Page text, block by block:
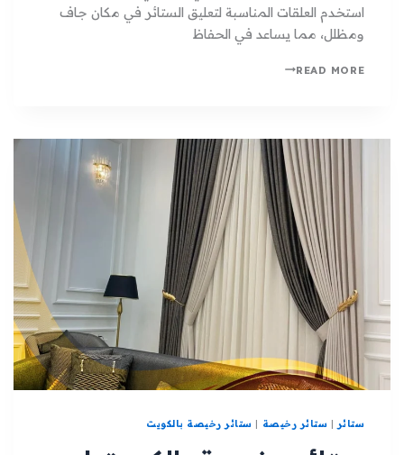
استخدم العلقات المناسبة لتعليق الستائر في مكان جاف
ومظلل، مما يساعد في الحفاظ
READ MORE
ستائر |ستائر رخيصة| ستائر رخيصة بالكويت